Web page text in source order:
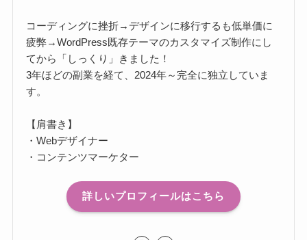
コーディングに挫折→デザインに移行するも低単価に
疲弊→WordPress既存テーマのカスタマイズ制作にし
てから「しっくり」きました！
3年ほどの副業を経て、2024年～完全に独立していま
す。
【肩書き】
・Webデザイナー
・コンテンツマーケター
詳しいプロフィールはこちら